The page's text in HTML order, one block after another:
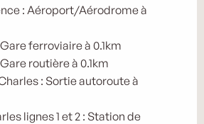
: Aéroport/Aérodrome à
ferroviaire à 0.1km
routière à 0.1km
: Sortie autoroute à
lignes 1 et 2 : Station de